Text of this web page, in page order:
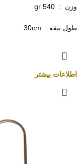
وزن : 540 gr
طول تیغه : 30cm
اطلاعات بیشتر